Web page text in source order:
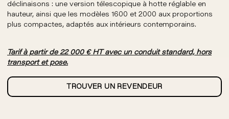
déclinaisons : une version télescopique à hotte réglable en
hauteur, ainsi que les modèles 1600 et 2000 aux proportions
plus compactes, adaptés aux intérieurs contemporains.
Tarif à partir de 22 000 € HT avec un conduit standard, hors
transport et pose.
TROUVER UN REVENDEUR